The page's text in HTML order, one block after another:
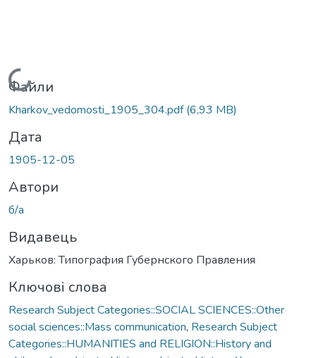
Вантажиться...
Файли
Kharkov_vedomosti_1905_304.pdf(6,93 MB)
Дата
1905-12-05
Автори
б/а
Видавець
Харьков: Типография Губернского Правления
Ключові слова
Research Subject Categories::SOCIAL SCIENCES::Other
social sciences::Mass communication, Research Subject
Categories::HUMANITIES and RELIGION::History and